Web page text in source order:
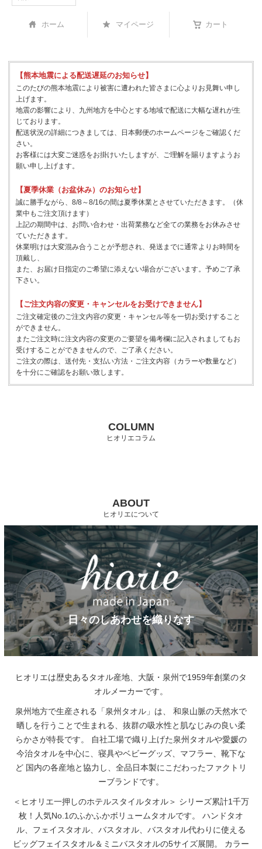
ホーム マイページ カート
【熊本地震による配送遅延のお知らせ】
このたびの熊本地震により被害に遭われた皆さまに心よりお見舞い申し
上げます。
地震の影響により、九州地方を中心とする地域で配送に大幅な遅れが生
じております。
配送状況の詳細につきましては、日本郵便のホームページをご確認くだ
さい。
お客様には大変ご迷惑をお掛けいたしますが、ご理解を賜りますようお
願い申し上げます。
【夏季休業（お盆休み）のお知らせ】
誠に勝手ながら、8/8～8/16の間は夏季休業とさせていただきます。（休
業中もご注文頂けます）
上記の期間中は、お問い合わせ・出荷業務など全ての業務をお休みさせ
ていただきます。
休業明けは大変混み合うことが予想され、発送までに通常よりお時間を
頂戴し、
また、お届け日指定のご希望に添えない場合がございます。予めご了承
下さい。
【ご注文内容の変更・キャンセルをお受けできません】
ご注文確定後のご注文内容の変更・キャンセル等を一切お受けすること
ができません。
またご注文時に注文内容の変更のご要望を備考欄に記入されましてもお
受けすることができませんので、ご了承ください。
ご注文の際は、送付先・支払い方法・ご注文内容（カラーや数量など）
を十分にご確認をお願い致します。
COLUMN
ヒオリエコラム
ABOUT
ヒオリエについて
日々のしあわせを織りなす
ヒオリエは歴史あるタオル産地、大阪・泉州で1959年創業のタ
オルメーカーです。
泉州地方で生産される「泉州タオル」は、
和泉山脈の天然水で
晒しを行うことで生まれる、抜群の吸水性と肌なじみの良い柔
らかさが特長です。
自社工場で織り上げた泉州タオルや愛媛の
今治タオルを中心に、寝具やベビーグッズ、マフラー、靴下な
ど 国内の各産地と協力し、全品日本製にこだわったファクトリ
ーブランドです。
＜ヒオリエ一押しのホテルスタイルタオル＞ シリーズ累計1千万
枚！人気No.1のふかふかボリュームタオルです。
ハンドタオ
ル、フェイスタオル、バスタオル、バスタオル代わりに使える
ビッグフェイスタオル＆ミニバスタオルの5サイズ展開。
カラー